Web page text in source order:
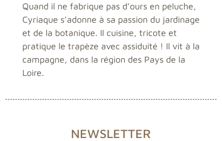
Quand il ne fabrique pas d’ours en peluche,
Cyriaque s’adonne à sa passion du jardinage
et de la botanique. Il cuisine, tricote et
pratique le trapèze avec assiduité ! Il vit à la
campagne, dans la région des Pays de la
Loire.
NEWSLETTER